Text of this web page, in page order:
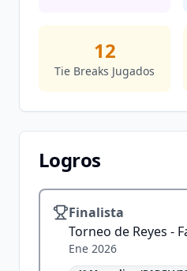
12
Tie Breaks Jugados
Logros
Finalista
Torneo de Reyes -
Ene 2026